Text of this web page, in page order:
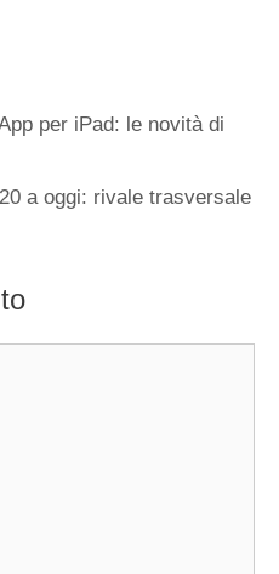
per iPad: le novità di
a oggi: rivale trasversale